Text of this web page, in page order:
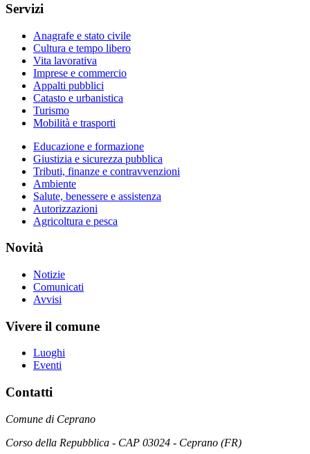
Servizi
Anagrafe e stato civile
Cultura e tempo libero
Vita lavorativa
Imprese e commercio
Appalti pubblici
Catasto e urbanistica
Turismo
Mobilità e trasporti
Educazione e formazione
Giustizia e sicurezza pubblica
Tributi, finanze e contravvenzioni
Ambiente
Salute, benessere e assistenza
Autorizzazioni
Agricoltura e pesca
Novità
Notizie
Comunicati
Avvisi
Vivere il comune
Luoghi
Eventi
Contatti
Comune di Ceprano
Corso della Repubblica - CAP 03024 - Ceprano (FR)